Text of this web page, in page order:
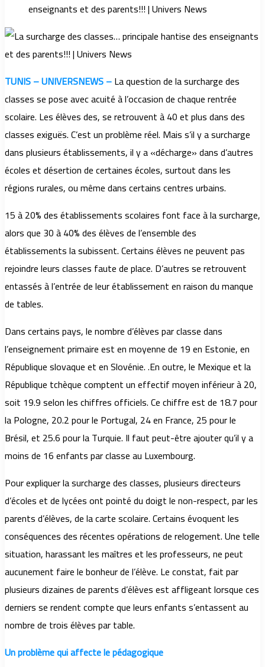
TUNIS – UNIVERSNEWS –La question de la surcharge des
classes se pose avec acuité à l’occasion de chaque rentrée
scolaire. Les élèves des, se retrouvent à 40 et plus dans des
classes exiguës. C’est un problème réel. Mais s’il y a surcharge
dans plusieurs établissements, il y a «décharge» dans d’autres
écoles et désertion de certaines écoles, surtout dans les
régions rurales, ou même dans certains centres urbains.
15 à 20% des établissements scolaires font face à la surcharge,
alors que 30 à 40% des élèves de l’ensemble des
établissements la subissent. Certains élèves ne peuvent pas
rejoindre leurs classes faute de place. D’autres se retrouvent
entassés à l’entrée de leur établissement en raison du manque
de tables.
Dans certains pays, le nombre d’élèves par classe dans
l’enseignement primaire est en moyenne de 19 en Estonie, en
République slovaque et en Slovénie. .En outre, le Mexique et la
République tchèque comptent un effectif moyen inférieur à 20,
soit 19.9 selon les chiffres officiels. Ce chiffre est de 18.7 pour
la Pologne, 20.2 pour le Portugal, 24 en France, 25 pour le
Brésil, et 25.6 pour la Turquie. Il faut peut-être ajouter qu’il y a
moins de 16 enfants par classe au Luxembourg.
Pour expliquer la surcharge des classes, plusieurs directeurs
d’écoles et de lycées ont pointé du doigt le non-respect, par les
parents d’élèves, de la carte scolaire. Certains évoquent les
conséquences des récentes opérations de relogement. Une telle
situation, harassant les maîtres et les professeurs, ne peut
aucunement faire le bonheur de l’élève. Le constat, fait par
plusieurs dizaines de parents d’élèves est affligeant lorsque ces
derniers se rendent compte que leurs enfants s’entassent au
nombre de trois élèves par table.
Un problème qui affecte le pédagogique